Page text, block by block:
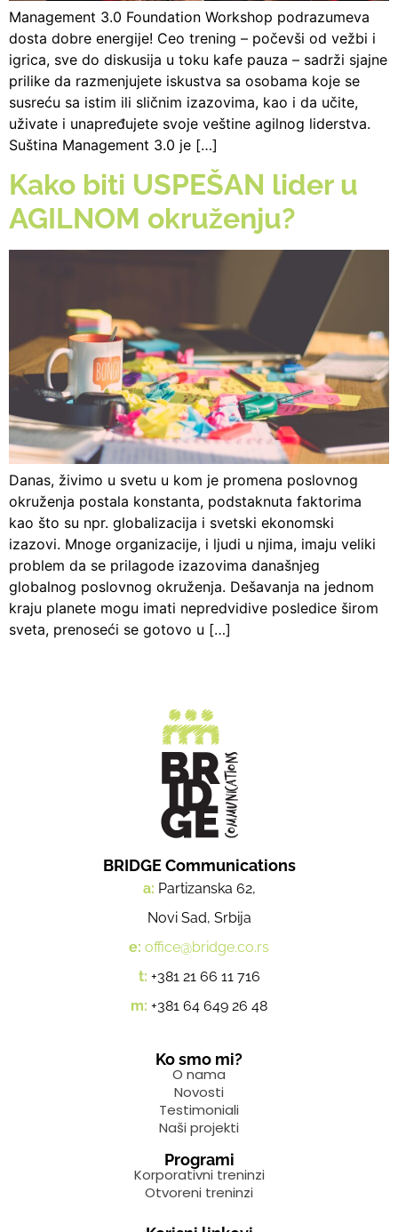
Management 3.0 Foundation Workshop podrazumeva
dosta dobre energije! Ceo trening – počevši od vežbi i
igrica, sve do diskusija u toku kafe pauza – sadrži sjajne
prilike da razmenjujete iskustva sa osobama koje se
susreću sa istim ili sličnim izazovima, kao i da učite,
uživate i unapređujete svoje veštine agilnog liderstva.
Suština Management 3.0 je […]
Kako biti USPEŠAN lider u
AGILNOM okruženju?
Danas, živimo u svetu u kom je promena poslovnog
okruženja postala konstanta, podstaknuta faktorima
kao što su npr. globalizacija i svetski ekonomski
izazovi. Mnoge organizacije, i ljudi u njima, imaju veliki
problem da se prilagode izazovima današnjeg
globalnog poslovnog okruženja. Dešavanja na jednom
kraju planete mogu imati nepredvidive posledice širom
sveta, prenoseći se gotovo u […]
BRIDGE Communications
a: Partizanska 62,
Novi Sad, Srbija
e: office@bridge.co.rs
t: +381 21 66 11 716
m: +381 64 649 26 48
Ko smo mi?
O nama
Novosti
Testimoniali
Naši projekti
Programi
Korporativni treninzi
Otvoreni treninzi